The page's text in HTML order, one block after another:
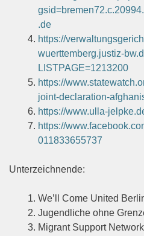
.de
https://
wuerttemberg.justiz-
LISTPAGE=1213200
https://
joint-declaration-
https://www.ulla-
https://
011833655737
Unterzeichnende:
We’ll Come United
Jugendliche ohne
Migrant Support